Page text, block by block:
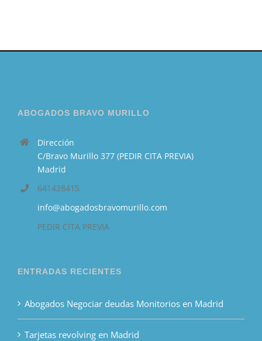
ABOGADOS BRAVO MURILLO
Dirección
C/Bravo Murillo 377 (PEDIR CITA PREVIA)
Madrid
641428415
info@abogadosbravomurillo.com
PEDIR CITA PREVIA
ENTRADAS RECIENTES
Abogados Negociar deudas Monitorios en Madrid
Tarjetas revolving en Madrid